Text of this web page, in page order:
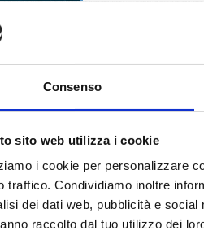
Consenso
sito web utilizza i cookie
i cookie per personalizzare
traffico. Condividiamo inoltre
dei dati web, pubblicità e
raccolto dal tuo utilizzo dei
Civitavecchia,
€ 433